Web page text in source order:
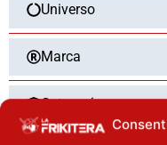
Universo
Marca
Categoría